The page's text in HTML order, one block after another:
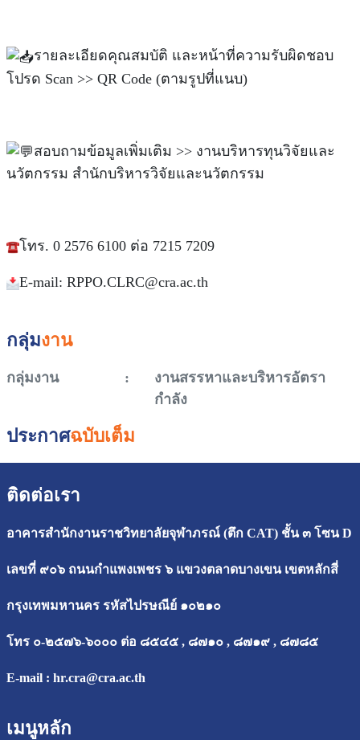
รายละเอียดคุณสมบัติ และหน้าที่ความรับผิดชอบ
โปรด Scan >> QR Code (ตามรูปที่แนบ)
สอบถามข้อมูลเพิ่มเติม >> งานบริหารทุนวิจัยและ
นวัตกรรม สำนักบริหารวิจัยและนวัตกรรม
โทร. 0 2576 6100 ต่อ 7215 7209
E-mail: RPPO.CLRC@cra.ac.th
กลุ่มงาน
กลุ่มงาน :
งานสรรหาและบริหารอัตรา
กำลัง
ประกาศฉบับเต็ม
ติดต่อเรา
อาคารสำนักงานราชวิทยาลัยจุฬาภรณ์ (ตึก CAT) ชั้น ๓ โซน D
เลขที่ ๙๐๖ ถนนกำแพงเพชร ๖ แขวงตลาดบางเขน เขตหลักสี่
กรุงเทพมหานคร รหัสไปรษณีย์ ๑๐๒๑๐
โทร ๐-๒๕๗๖-๖๐๐๐ ต่อ ๘๕๔๕ , ๘๗๑๐ , ๘๗๑๙ , ๘๗๘๕
E-mail : hr.cra@cra.ac.th
เมนูหลัก